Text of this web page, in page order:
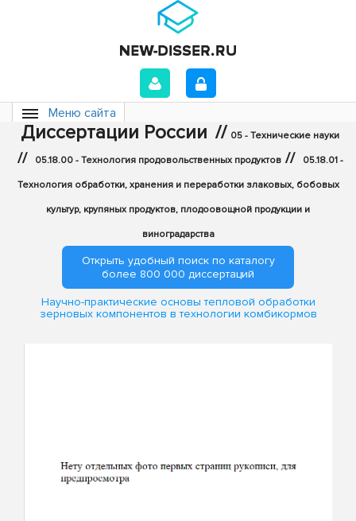
Меню сайта
Диссертации России // 05 - Технические науки
// 05.18.00 - Технология продовольственных продуктов // 05.18.01 -
Технология обработки, хранения и переработки злаковых, бобовых
культур, крупяных продуктов, плодоовощной продукции и
виноградарства
Открыть удобный поиск по каталогу
более 800 000 диссертаций
Научно-практические основы тепловой обработки
зерновых компонентов в технологии комбикормов